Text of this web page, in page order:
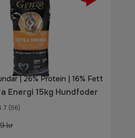
| 26% Protein | 16% Fett
Energi 15kg Hundfoder
(56)
kr